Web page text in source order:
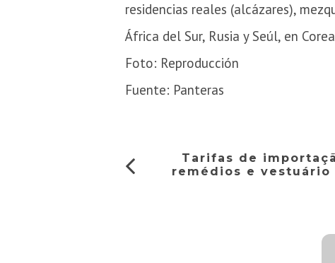
residencias reales (alcázares),
África del Sur, Rusia y Seúl, en
Foto: Reproducción
Fuente: Panteras
Tarifas de
remédios e vestuário